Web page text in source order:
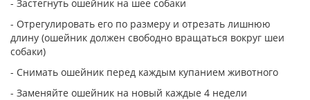
- Застегнуть ошейник на шее собаки
- Отрегулировать его по размеру и отрезать лишнюю
длину (ошейник должен свободно вращаться вокруг шеи
собаки)
- Снимать ошейник перед каждым купанием животного
- Заменяйте ошейник на новый каждые 4 недели